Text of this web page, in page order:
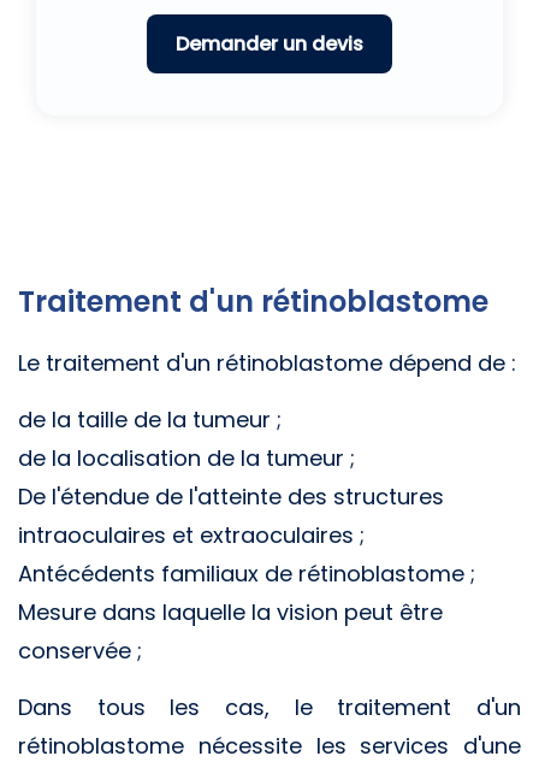
Traitement d'un rétinoblastome
Le traitement d'un rétinoblastome dépend de :
de la taille de la tumeur ;
de la localisation de la tumeur ;
De l'étendue de l'atteinte des structures
intraoculaires et extraoculaires ;
Antécédents familiaux de rétinoblastome ;
Mesure dans laquelle la vision peut être
conservée ;
Dans tous les cas, le traitement d'un
rétinoblastome nécessite les services d'une